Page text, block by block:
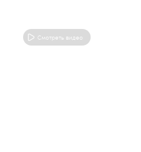
Смотреть видео